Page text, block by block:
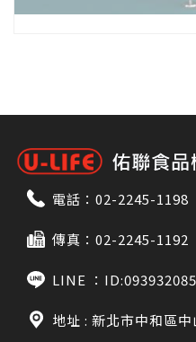
電話： 02-2245-1198
傳真：02-2245-1192
LINE ：
地址 : 新北市中和區